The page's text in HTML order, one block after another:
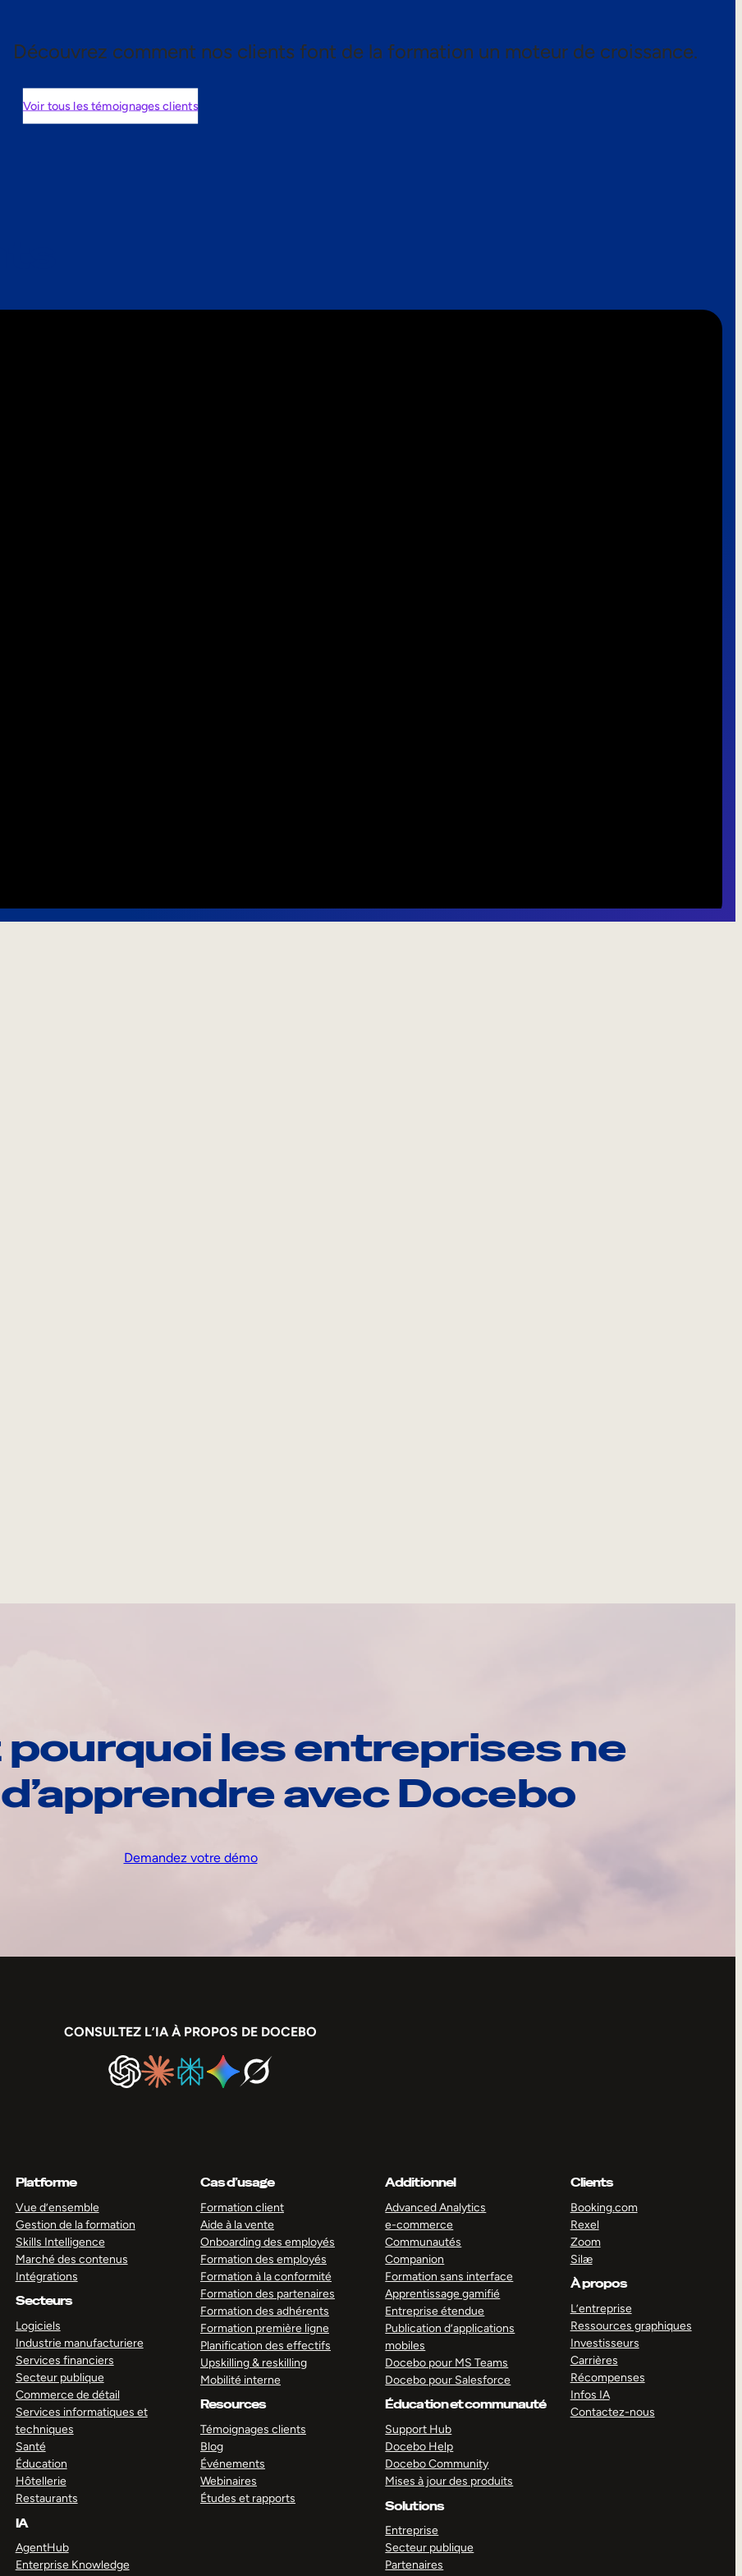
Découvrez comment nos clients font de la formation un moteur de croissance.
Voir tous les témoignages clients
les entreprises ne
avec Docebo
Demandez votre démo
CONSULTEZ L’IA À PROPOS DE DOCEBO
Platforme
Vue d’ensemble
Gestion de la formation
Skills Intelligence
Marché des contenus
Intégrations
Secteurs
Logiciels
Industrie manufacturiere
Services financiers
Secteur publique
Commerce de détail
Services informatiques et
techniques
Santé
Éducation
Hôtellerie
Restaurants
IA
AgentHub
Enterprise Knowledge
Cas d’usage
Formation client
Aide à la vente
Onboarding des employés
Formation des employés
Formation à la conformité
Formation des partenaires
Formation des adhérents
Formation première ligne
Planification des effectifs
Upskilling & reskilling
Mobilité interne
Resources
Témoignages clients
Blog
Événements
Webinaires
Études et rapports
Additionnel
Advanced Analytics
e-commerce
Communautés
Companion
Formation sans interface
Apprentissage gamifié
Entreprise étendue
Publication d’applications
mobiles
Docebo pour MS Teams
Docebo pour Salesforce
Éducation et communauté
Support Hub
Docebo Help
Docebo Community
Mises à jour des produits
Solutions
Entreprise
Secteur publique
Partenaires
Clients
Booking.com
Rexel
Zoom
Silæ
À propos
L’entreprise
Ressources graphiques
Investisseurs
Carrières
Récompenses
Infos IA
Contactez-nous